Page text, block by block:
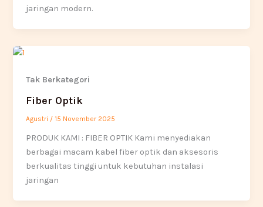
jaringan modern.
Tak Berkategori
Fiber Optik
Agustri /15 November 2025
PRODUK KAMI : FIBER OPTIK Kami menyediakan
berbagai macam kabel fiber optik dan aksesoris
berkualitas tinggi untuk kebutuhan instalasi
jaringan